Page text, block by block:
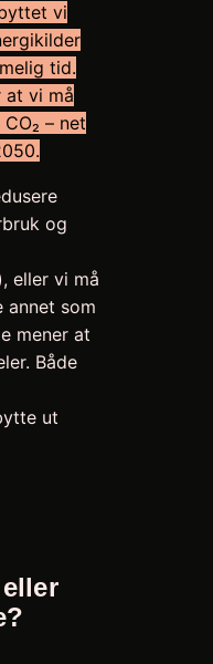
vi
tid.
at vi må
– net
og
eller vi må
annet som
mener at
Både
ut